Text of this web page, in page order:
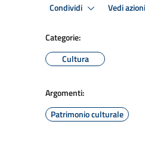
Condividi Vedi azioni
Categorie:
Cultura
Argomenti:
Patrimonio culturale